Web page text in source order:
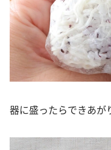
器に盛ったらできあが